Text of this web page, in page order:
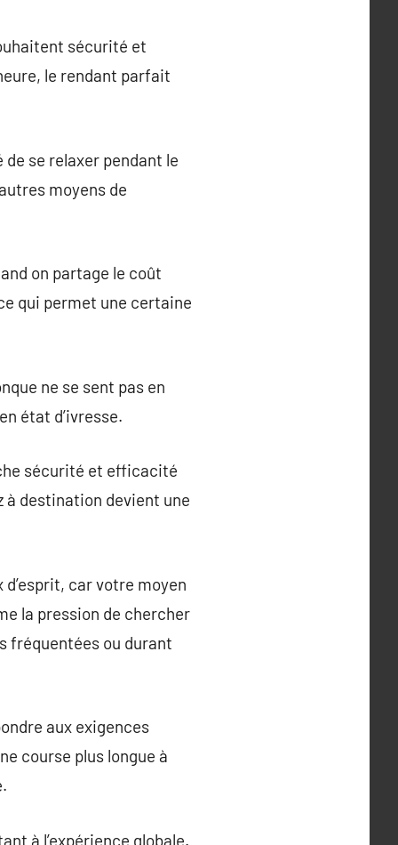
sécurité et
le rendant parfait
se relaxer pendant le
moyens de
on partage le coût
qui permet une certaine
ne se sent pas en
état d’ivresse.
sécurité et efficacité
à destination devient une
car votre moyen
la pression de chercher
fréquentées ou durant
aux exigences
course plus longue à
à l’expérience globale.